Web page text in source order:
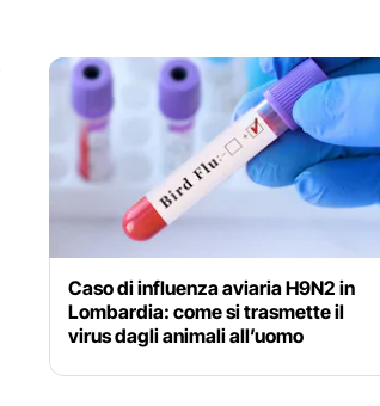
Caso di influenza aviaria H9N2 in
Lombardia: come si trasmette il
virus dagli animali all’uomo